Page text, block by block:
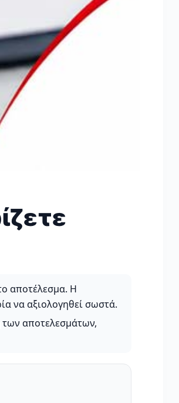
αποτέλεσμα. Η
να αξιολογηθεί σωστά.
των αποτελεσμάτων,